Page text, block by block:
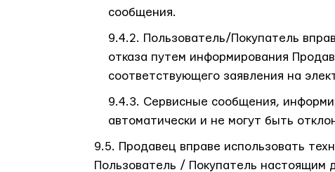
сообщения.
Пользователь/Покупатель
отказа путем информирования
соответствующего заявления на
Сервисные сообщения,
автоматически и не могут быть
Продавец вправе использовать
Пользователь / Покупатель настоящим